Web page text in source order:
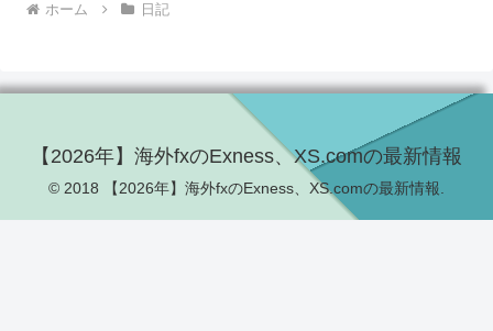
ホーム 日記
【2026年】海外fxのExness、XS.comの最新情報
© 2018 【2026年】海外fxのExness、XS.comの最新情報.